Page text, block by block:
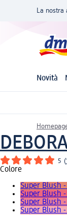
La nostra
Novità
5 (
Colore
Super Blush
Super Blush
Super Blush -
Super Blush